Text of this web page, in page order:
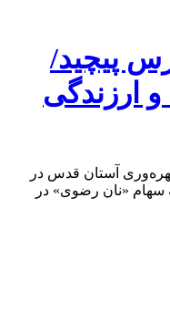
پیچید/
ارزندگی
آستان قدس در
سهام «نان رضوی» در